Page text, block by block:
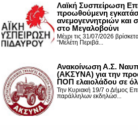
Λαϊκή Συσπείρωση
προωθούμενη
ανεμογεννητριών
στο Μεγαλοβούνι
Μέχρι τις 31/07/2026
“Μελέτη Περιβά...
Ανακοίνωση Α.Σ.
(ΑΚΣΥΝΑ) για την
ΠΟΠ ελαιολάδου σε
Την Κυριακή 19/7 ο Δήμος
παράλληλων εκδηλώσ...